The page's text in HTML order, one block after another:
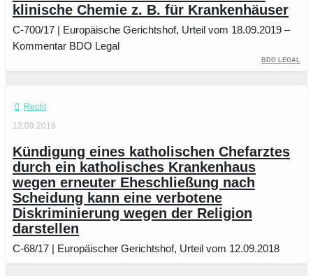
klinische Chemie z. B. für Krankenhäuser
C-700/17 | Europäische Gerichtshof, Urteil vom 18.09.2019 –
Kommentar BDO Legal
BDO Legal
Recht
12.09.2018
Kündigung eines katholischen Chefarztes
durch ein katholisches Krankenhaus
wegen erneuter Eheschließung nach
Scheidung kann eine verbotene
Diskriminierung wegen der Religion
darstellen
C-68/17 | Europäischer Gerichtshof, Urteil vom 12.09.2018